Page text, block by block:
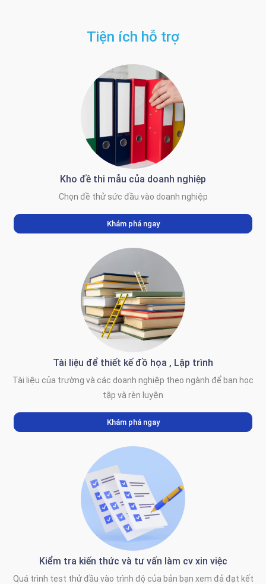
Tiện ích hỗ trợ
Kho đề thi mẫu của doanh nghiệp
Chọn đề thử sức đầu vào doanh nghiệp
Khám phá ngay
Tài liệu để thiết kế đồ họa , Lập trình
Tài liệu của trường và các doanh nghiệp theo ngành để bạn học
tập và rèn luyện
Khám phá ngay
Kiểm tra kiến thức và tư vấn làm cv xin việc
Quá trình test thử đầu vào trình độ của bản bạn xem đả đạt kết